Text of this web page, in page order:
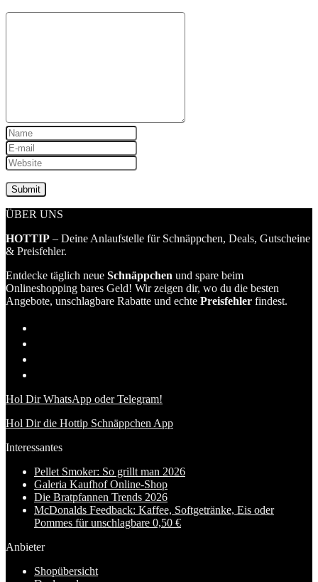
ÜBER UNS
HOTTIP – Deine Anlaufstelle für Schnäppchen, Deals, Gutscheine
& Preisfehler.
Entdecke täglich neue Schnäppchen und spare beim
Onlineshopping bares Geld! Wir zeigen dir, wo du die besten
Angebote, unschlagbare Rabatte und echte Preisfehler findest.
Hol Dir WhatsApp oder Telegram!
Hol Dir die Hottip Schnäppchen App
Interessantes
Pellet Smoker: So grillt man 2026
Galeria Kaufhof Online-Shop
Die Bratpfannen Trends 2026
McDonalds Feedback: Kaffee, Softgetränke, Eis oder
Pommes für unschlagbare 0,50 €
Anbieter
Shopübersicht